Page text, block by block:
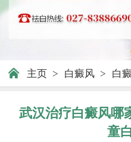
主页 > 白癜风 > 白
武汉治疗白癜风哪
童